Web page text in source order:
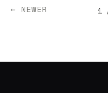
[http://
[http://
を作って
Yvonne
← NEWER 1